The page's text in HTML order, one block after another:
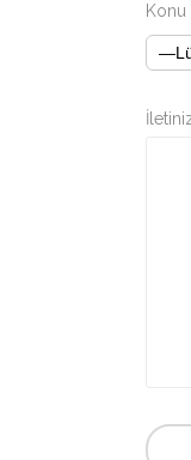
Konu